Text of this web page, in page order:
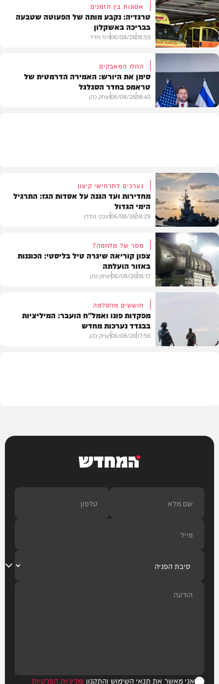
רכב
בארץ
אסונות בין הזמנים
טרגדיה: נקבע מותה של הפעוטה שטבעה
בבריכה באשקלון
18:59
06/08/26דוד חדד
החלו המאבקים
סימן את היורש: האמירה הדרמטית של
טראמפ בחדר הסגלגל
18:40
06/08/26יצחק כהן
צבא וביטחון
נערכים לתרחישי קיצון
מחדירות ועד הגנה על אסדות הגז: התרגיל
הימי הגדול
18:29
06/08/26יענקי גולדן
מסר של מלחמה?
צפון קוריאה שיגרה טיל בליסטי: הכוננות
באזור הועלתה
18:13
06/08/26יצחק כהן
חוששים מהסלמה
מפקדות פונו ואמל"ח הועבר: המיליציות
בבגדד נערכות מחדש
17:56
06/08/26יצחק כהן
המחדש
אני מאשר את תנאי השימוש והתקנון ומדיניות הפרטיות